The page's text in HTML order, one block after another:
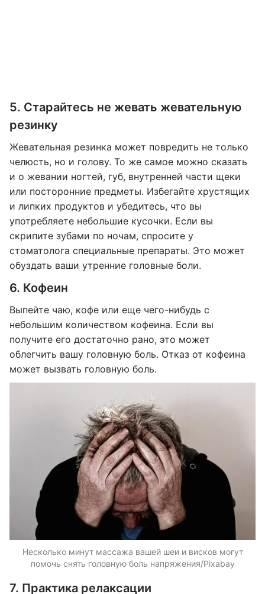
5. Старайтесь не жевать жевательную
резинку
Жевательная резинка может повредить не только
челюсть, но и голову. То же самое можно сказать
и о жевании ногтей, губ, внутренней части щеки
или посторонние предметы. Избегайте хрустящих
и липких продуктов и убедитесь, что вы
употребляете небольшие кусочки. Если вы
скрипите зубами по ночам, спросите у
стоматолога специальные препараты. Это может
обуздать ваши утренние головные боли.
6. Кофеин
Выпейте чаю, кофе или еще чего-нибудь с
небольшим количеством кофеина. Если вы
получите его достаточно рано, это может
облегчить вашу головную боль. Отказ от кофеина
может вызвать головную боль.
Несколько минут массажа вашей шеи и висков могут
помочь снять головную боль напряжения/Pixabay
7. Практика релаксации